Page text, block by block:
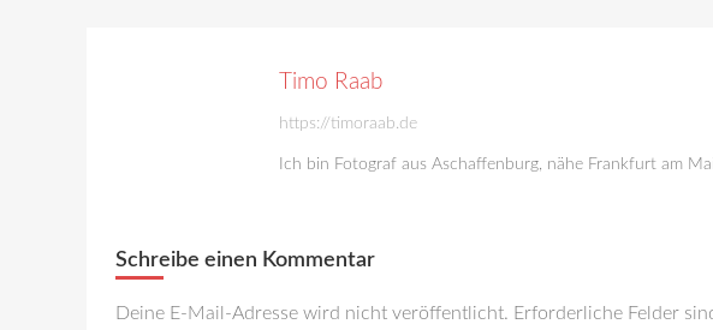
Timo Raab
https://timoraab.de
Ich bin Fotograf aus Aschaffenburg, nähe Frankfurt am
Schreibe einen Kommentar
Deine E-Mail-Adresse wird nicht veröffentlicht. Erforderliche Felder